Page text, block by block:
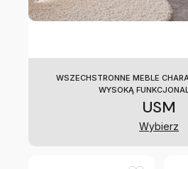
WSZECHSTRONNE MEBLE
WYSOKĄ
USM
Wybierz